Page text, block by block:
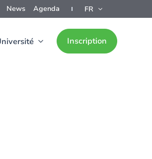
News Agenda FR
Inscription